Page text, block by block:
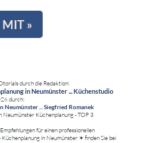
MIT »
durch die Redaktion:
in Neumünster ... Küchenstudio
durch:
Neumünster ... Siegfried Romanek
Neumünster Küchenplanung - TOP 3
für einen professionellen
in Neumünster ✶ finden Sie bei